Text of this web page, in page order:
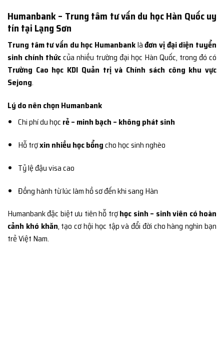
Humanbank – Trung tâm tư vấn du học Hàn Quốc uy
tín tại Lạng Sơn
Trung tâm tư vấn du học Humanbanklàđơn vị đại diện tuyển
sinh chính thứccủa nhiều trường đại học Hàn Quốc, trong đó có
Trường Cao học KDI Quản trị và Chính sách công khu vực
Sejong.
Lý do nên chọn Humanbank
Chi phí du học rẻ – minh bạch – không phát sinh
Hỗ trợxin nhiều học bổngcho học sinh nghèo
Tỷ lệ đậu visa cao
Đồng hành từ lúc làm hồ sơ đến khi sang Hàn
Humanbank đặc biệt ưu tiên hỗ trợhọc sinh – sinh viên có hoàn
cảnh khó khăn, tạo cơ hội học tập và đổi đời cho hàng nghìn bạn
trẻ Việt Nam.